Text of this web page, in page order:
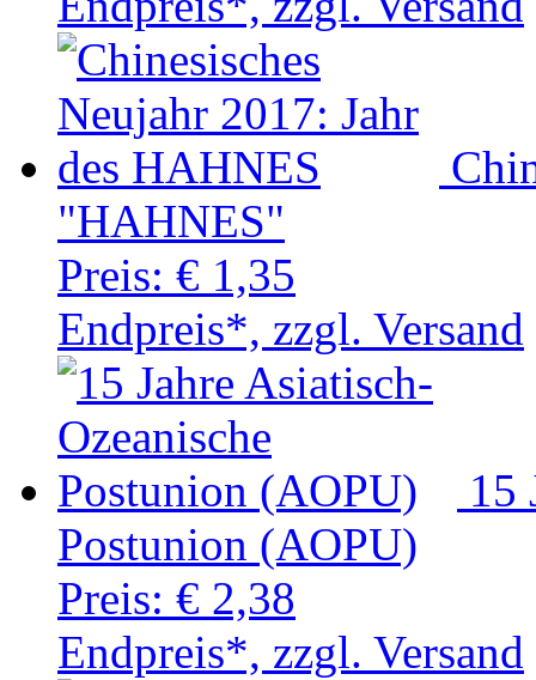
"HAHNES"
Preis: € 1,35
Endpreis*, zzgl. Versand
15
Postunion (AOPU)
Preis: € 2,38
Endpreis*, zzgl. Versand